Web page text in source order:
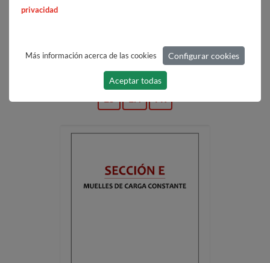
variable
privacidad
Más información acerca de las cookies Configurar cookies
Aceptar todas